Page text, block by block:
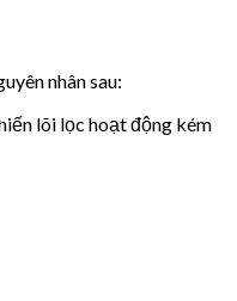
nhân sau:
lõi lọc hoạt động kém